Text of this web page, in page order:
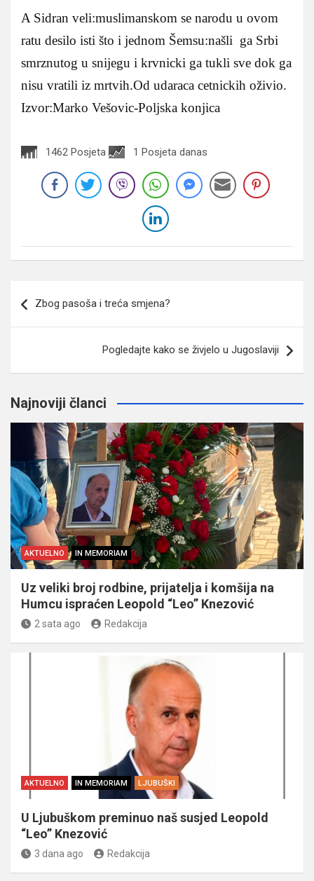
A Sidran veli:muslimanskom se narodu u ovom
ratu desilo isti što i jednom Šemsu:našli ga Srbi
smrznutog u snijegu i krvnicki ga tukli sve dok ga
nisu vratili iz mrtvih.Od udaraca cetnickih oživio.
Izvor:Marko Vešovic-Poljska konjica
1462 Posjeta 1 Posjeta danas
članaka
Zbog pasoša i treća smjena?
Pogledajte kako se živjelo u Jugoslaviji
Najnoviji članci
AKTUELNO IN MEMORIAM
Uz veliki broj rodbine, prijatelja i komšija na
Humcu ispraćen Leopold “Leo” Knezović
2 sata ago Redakcija
AKTUELNO IN MEMORIAM LJUBUŠKI
U Ljubuškom preminuo naš susjed Leopold
“Leo” Knezović
3 dana ago Redakcija